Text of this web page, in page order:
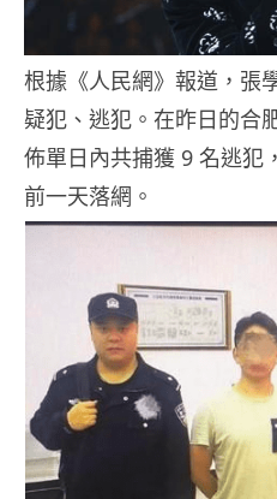
根據《人民網》報道，張
疑犯、逃犯。在昨日的合
佈單日內共捕獲 9 名逃犯
前一天落網。